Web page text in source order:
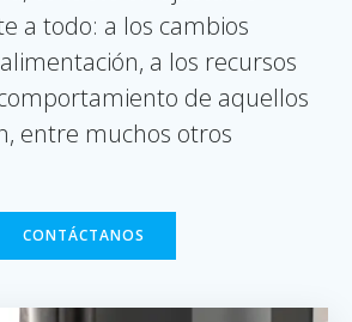
a todo: a los cambios
a los recursos
de aquellos
entre muchos otros
CONTÁCTANOS